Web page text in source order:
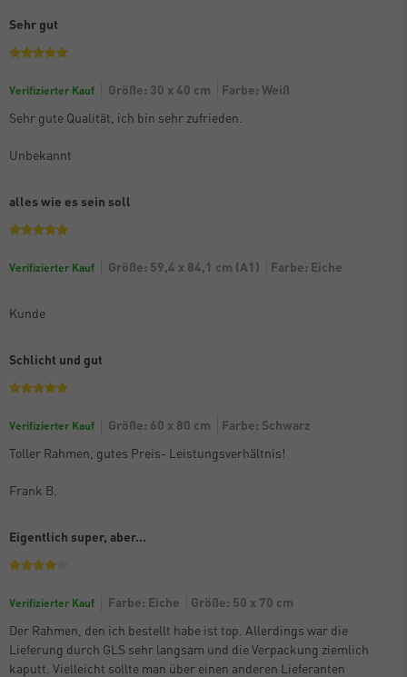
Sehr gut
Verifizierter Kauf Größe: 30 x 40 cm
Farbe: Weiß
Sehr gute Qualität, ich bin sehr zufrieden.
Unbekannt
alles wie es sein soll
Verifizierter Kauf Größe: 59,4 x 84,1 cm (A1) Farbe: Eiche
Kunde
Schlicht und gut
Verifizierter Kauf Größe: 60 x 80 cm
Farbe: Schwarz
Toller Rahmen, gutes Preis- Leistungsverhältnis!
Frank B.
Eigentlich super, aber…
Verifizierter Kauf Farbe: Eiche
Größe: 50 x 70 cm
Der Rahmen, den ich bestellt habe ist top. Allerdings war die
Lieferung durch GLS sehr langsam und die Verpackung ziemlich
kaputt. Vielleicht sollte man über einen anderen Lieferanten